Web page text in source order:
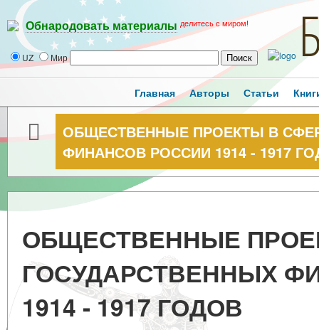
Обнародовать материалы делитесь с миром!
UZ Мир
Главная Авторы Статьи
ОБЩЕСТВЕННЫЕ ПРОЕКТЫ В
ФИНАНСОВ РОССИИ 1914 - 1917
ОБЩЕСТВЕННЫЕ
ГОСУДАРСТВЕННЫХ
1914 - 1917 ГОДОВ